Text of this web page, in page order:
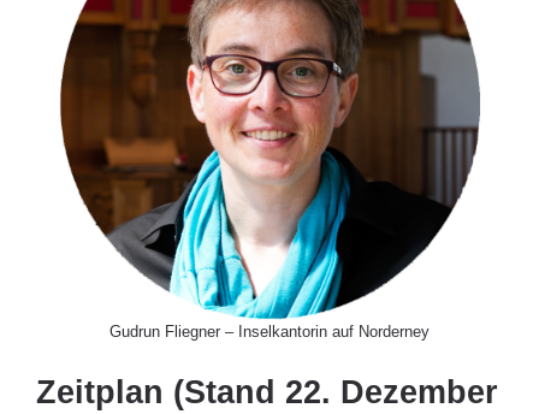
Gudrun Fliegner – Inselkantorin auf Norderney
Zeitplan (Stand 22. Dezember